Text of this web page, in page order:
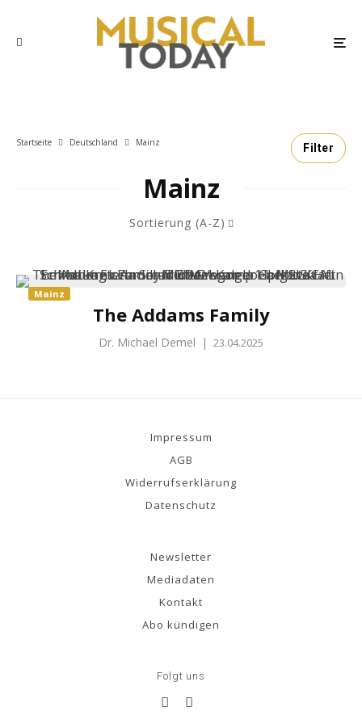
Startseite Deutschland Mainz Filter
Mainz
Sortierung (A-Z)
Mainz
The Addams Family
Dr. Michael Demel | 23.04.2025
Impressum
AGB
Widerrufserklärung
Datenschutz
Newsletter
Mediadaten
Kontakt
Abo kündigen
Folgt uns